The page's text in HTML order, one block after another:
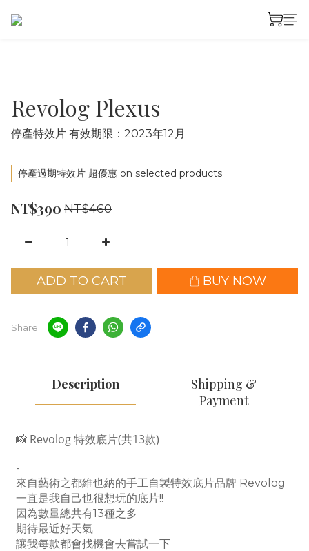
Revolog Plexus
停產特效片 有效期限：2023年12月
停產過期特效片 超優惠 on selected products
NT$390 NT$460
ADD TO CART BUY NOW
Share
Description
Shipping &
Payment
📸 Revolog 特效底片(共13款)
-
來自藝術之都維也納的手工自製特效底片品牌 Revolog
一直是我自己也很想玩的底片!!
因為數量總共有13種之多
期待最近好天氣
讓我每款都會找機會去嘗試一下